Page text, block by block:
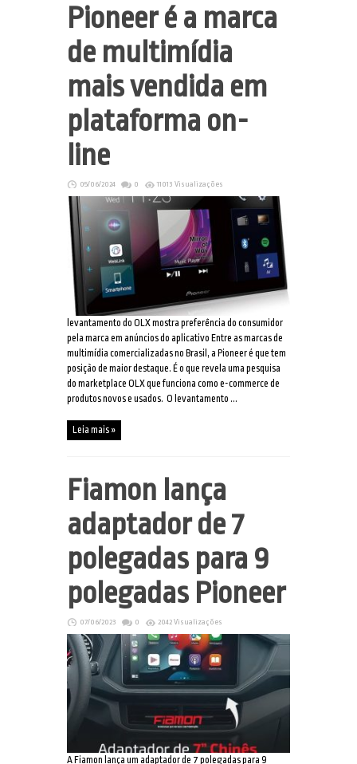
Pioneer é a marca
de multimídia
mais vendida em
plataforma on-
line
05/06/2024 0 11013 Visualizações
levantamento do OLX mostra preferência do consumidor
pela marca em anúncios do aplicativo Entre as marcas de
multimídia comercializadas no Brasil, a Pioneer é que tem
posição de maior destaque. É o que revela uma pesquisa
do marketplace OLX que funciona como e-commerce de
produtos novos e usados. O levantamento ...
Leia mais »
Fiamon lança
adaptador de 7
polegadas para 9
polegadas Pioneer
07/06/2023 0 2042 Visualizações
A Fiamon lança um adaptador de 7 polegadas para 9